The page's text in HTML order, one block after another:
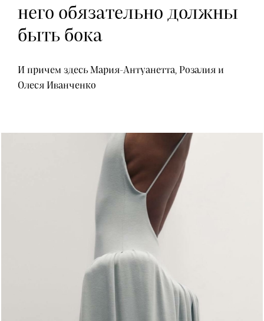
него обязательно должны
быть бока
И причем здесь Мария-Антуанетта, Розалия и
Олеся Иванченко